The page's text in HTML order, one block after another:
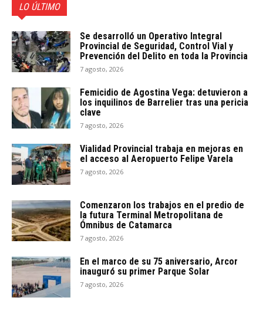
LO ÚLTIMO
Se desarrolló un Operativo Integral
Provincial de Seguridad, Control Vial y
Prevención del Delito en toda la Provincia
7 agosto, 2026
Femicidio de Agostina Vega: detuvieron a
los inquilinos de Barrelier tras una pericia
clave
7 agosto, 2026
Vialidad Provincial trabaja en mejoras en
el acceso al Aeropuerto Felipe Varela
7 agosto, 2026
Comenzaron los trabajos en el predio de
la futura Terminal Metropolitana de
Ómnibus de Catamarca
7 agosto, 2026
En el marco de su 75 aniversario, Arcor
inauguró su primer Parque Solar
7 agosto, 2026